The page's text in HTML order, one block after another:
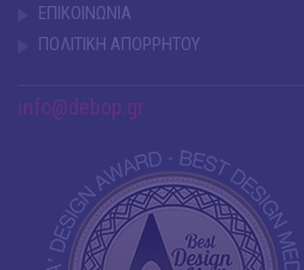
ΕΠΙΚΟΙΝΩΝΙΑ
ΠΟΛΙΤΙΚΗ ΑΠΟΡΡΗΤΟΥ
info@debop.gr